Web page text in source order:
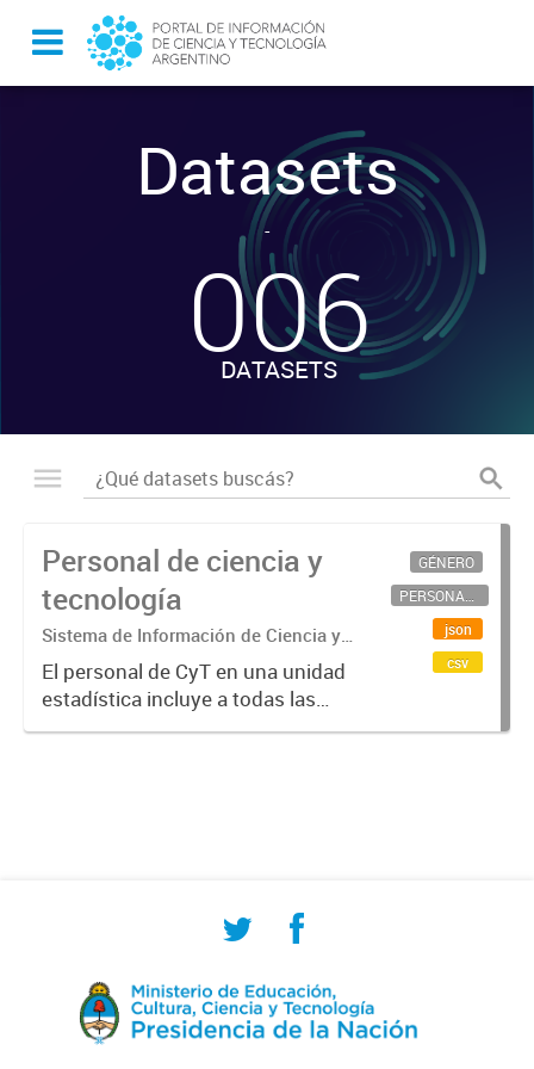
Datasets
-
006
DATASETS
Personal de ciencia y
tecnología
Sistema de Información de Ciencia y
Tecnología Argentino (SICYTAR)
El personal de CyT en una unidad
estadística incluye a todas las
personas involucradas
GÉNERO
PERSONAL CIENTÍFICO-TECNOLÓGICO
json
csv